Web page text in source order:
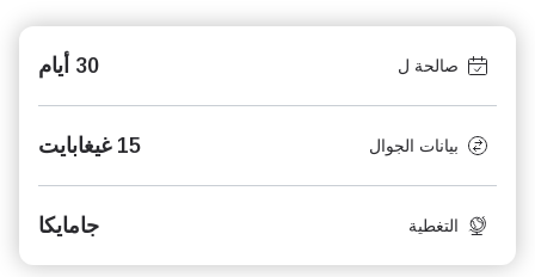
صالحة ل 30 أيام
بيانات الجوال 15 غيغابايت
التغطية جامايكا